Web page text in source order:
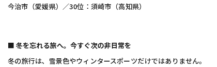
今治市（愛媛県）／30位：須崎市（高知県）
■ 冬を忘れる旅へ。今すぐ次の非日常を
冬の旅行は、雪景色やウィンタースポーツだけではありません。